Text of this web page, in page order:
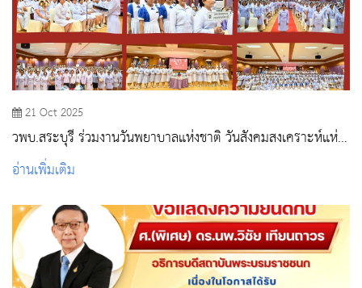
21 Oct 2025
วพบ.สระบุรี ร่วมงานวันพยาบาลแห่งชาติ วันสังคมสงเคราะห์แห่ง
ชาติ และวันทันตสาธารณสุขแห่งชาติ ประจำปี 2568 ณ โรง
พยาบาล สระบุรี
อ่านเพิ่มเติม